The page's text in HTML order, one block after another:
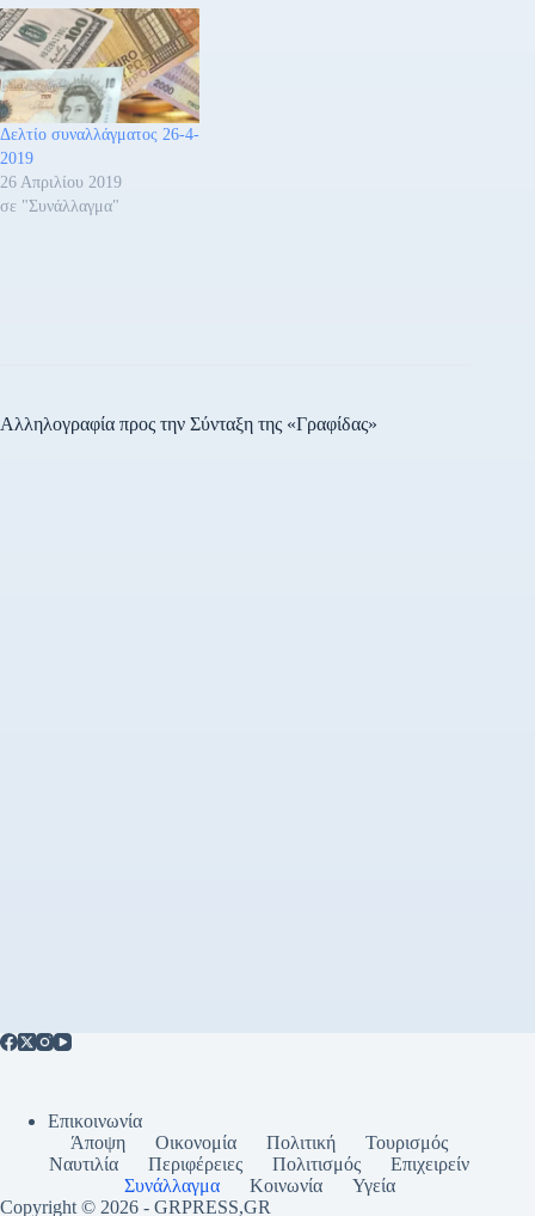
Δελτίο συναλλάγματος 26-4-
2019
26 Απριλίου 2019
σε "Συνάλλαγμα"
Αλληλογραφία προς την Σύνταξη της «Γραφίδας»
Επικοινωνία
Άποψη
Οικονομία Πολιτική
Τουρισμός
Ναυτιλία
Περιφέρειες Πολιτισμός
Επιχειρείν
Συνάλλαγμα
Κοινωνία
Υγεία
Copyright © 2026 - GRPRESS,GR